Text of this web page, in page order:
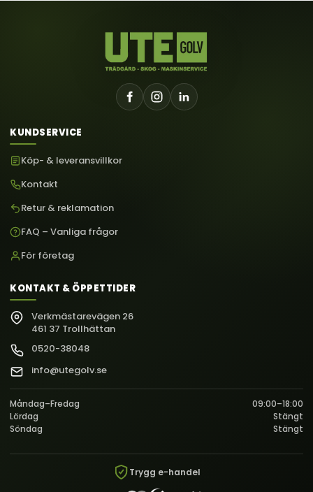
KUNDSERVICE
Köp- & leveransvillkor
Kontakt
Retur & reklamation
FAQ – Vanliga frågor
För företag
KONTAKT & ÖPPETTIDER
Verkmästarevägen 26
461 37 Trollhättan
0520-38048
info@utegolv.se
Måndag–Fredag
09:00–18:00
Lördag
Stängt
Söndag
Stängt
Trygg e-handel